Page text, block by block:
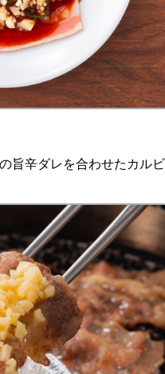
旨辛ダレを合わせたカル